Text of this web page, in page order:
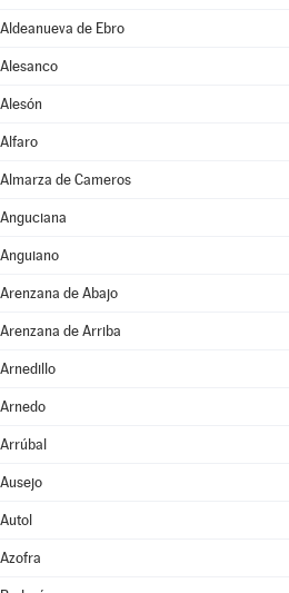
Aldeanueva de Ebro
Alesanco
Alesón
Alfaro
Almarza de Cameros
Anguciana
Anguiano
Arenzana de Abajo
Arenzana de Arriba
Arnedillo
Arnedo
Arrúbal
Ausejo
Autol
Azofra